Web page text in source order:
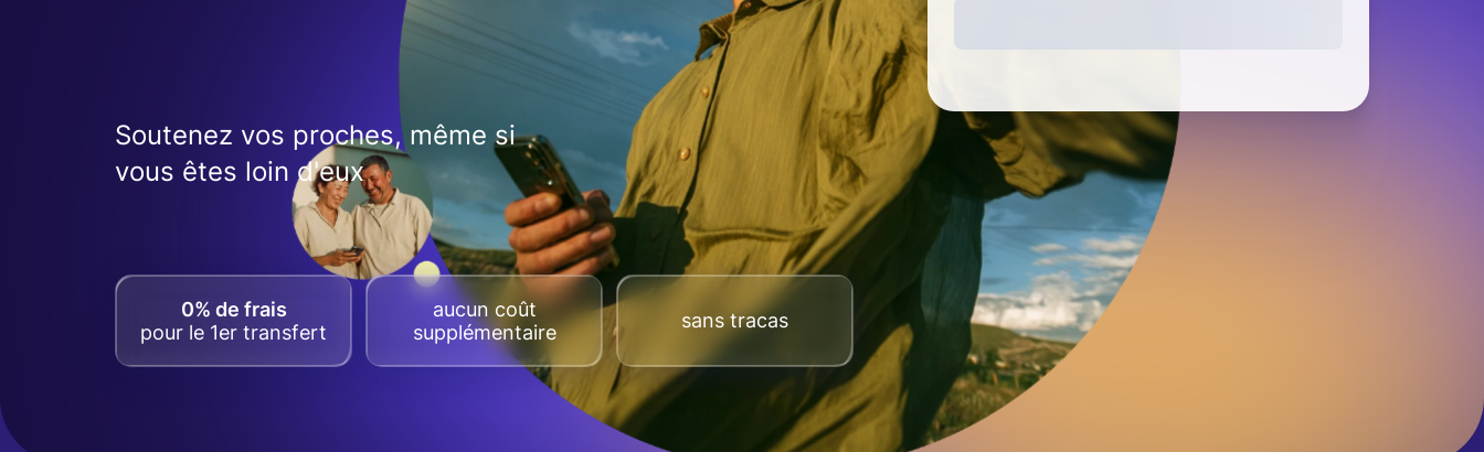
Soutenez vos proches, même si
vous êtes loin d'eux
0% de frais
pour le 1er transfert
aucun coût
supplémentaire
sans tracas